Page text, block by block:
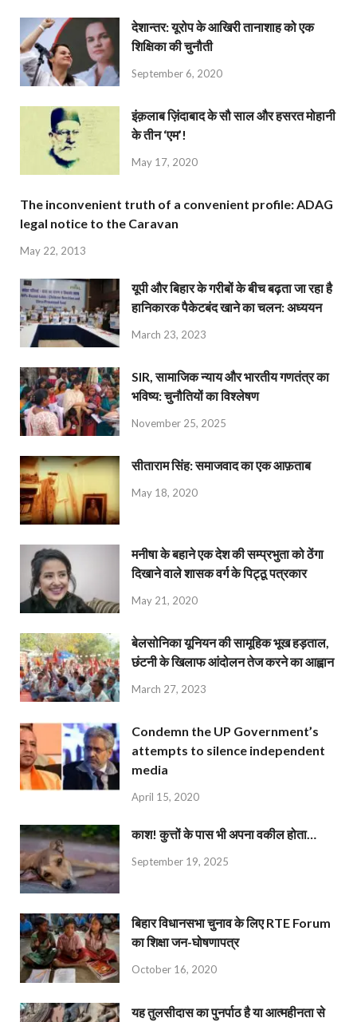
देशान्‍तर: यूरोप के आखिरी तानाशाह को एक
शिक्षिका की चुनौती
September 6, 2020
इंक़लाब ज़िंदाबाद के सौ साल और हसरत मोहानी
के तीन ‘एम’!
May 17, 2020
The inconvenient truth of a convenient profile: ADAG
legal notice to the Caravan
May 22, 2013
यूपी और बिहार के गरीबों के बीच बढ़ता जा रहा है
हानिकारक पैकेटबंद खाने का चलन: अध्ययन
March 23, 2023
SIR, सामाजिक न्याय और भारतीय गणतंत्र का
भविष्य: चुनौतियों का विश्लेषण
November 25, 2025
सीताराम सिंह: समाजवाद का एक आफ़ताब
May 18, 2020
मनीषा के बहाने एक देश की सम्प्रभुता को ठेंगा
दिखाने वाले शासक वर्ग के पिट्ठू पत्रकार
May 21, 2020
बेलसोनिका यूनियन की सामूहिक भूख हड़ताल,
छंटनी के खिलाफ आंदोलन तेज करने का आह्वान
March 27, 2023
Condemn the UP Government’s
attempts to silence independent
media
April 15, 2020
काश! कुत्तों के पास भी अपना वकील होता…
September 19, 2025
बिहार विधानसभा चुनाव के लिए RTE Forum
का शिक्षा जन-घोषणापत्र
October 16, 2020
यह तुलसीदास का पुनर्पाठ है या आत्महीनता से